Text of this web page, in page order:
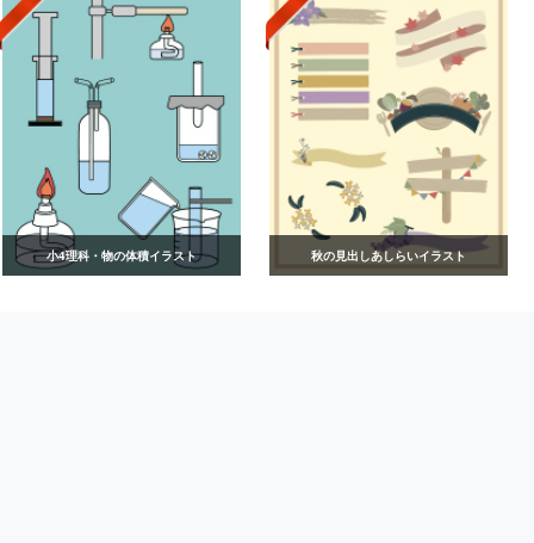
小4理科・物の体積イラスト 秋の見出しあしらいイラスト